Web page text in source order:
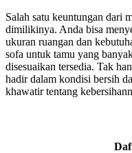
Salah satu keuntungan dari
dimilikinya. Anda bisa
ukuran ruangan dan
sofa untuk tamu yang
disesuaikan tersedia. Tak
hadir dalam kondisi bersih
khawatir tentang